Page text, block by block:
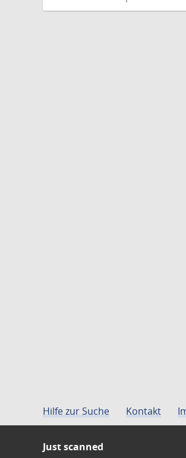
Hilfe zur Suche Kontakt
Just scanned